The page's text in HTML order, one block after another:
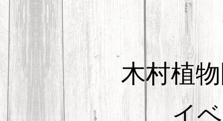
木村植
イ